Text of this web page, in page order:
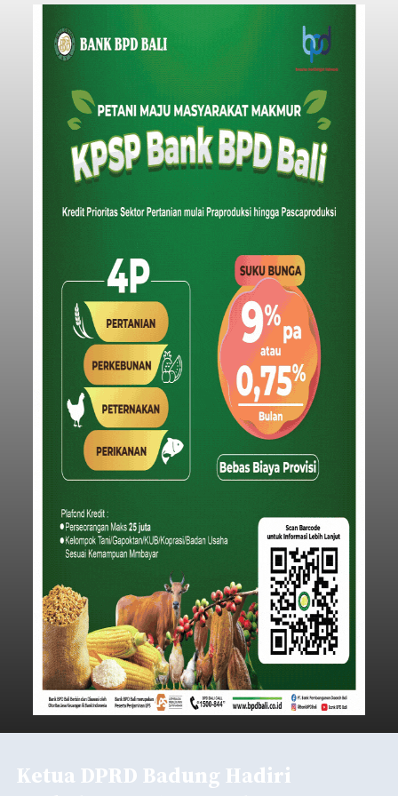
Ketua DPRD Badung Hadiri